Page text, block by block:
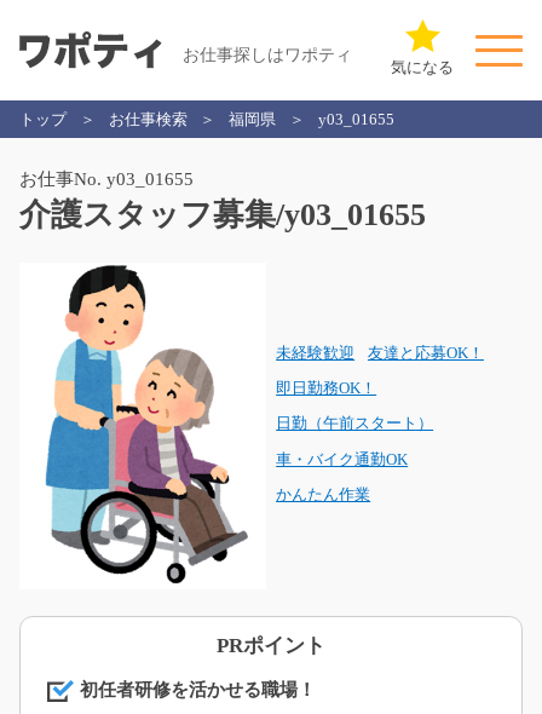
お仕事探しはワポティ
気になる
トップ お仕事検索 福岡県 y03_01655
お仕事No. y03_01655
介護スタッフ募集/y03_01655
未経験歓迎 友達と応募OK！
即日勤務OK！
日勤（午前スタート）
車・バイク通勤OK
かんたん作業
PRポイント
初任者研修を活かせる職場！